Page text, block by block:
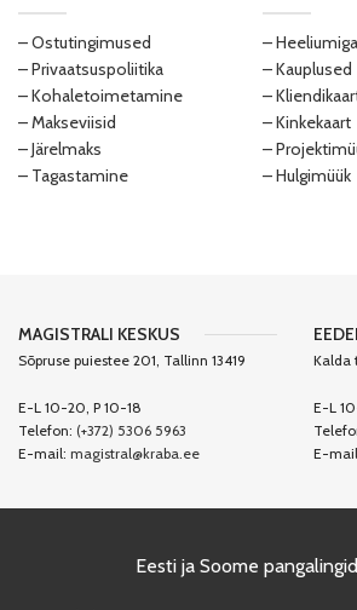
– Ostutingimused
– Privaatsuspoliitika
– Kohaletoimetamine
– Makseviisid
– Järelmaks
– Tagastamine
–
– Kauplused
–
– Kinkekaart
–
– Hulgimüük
MAGISTRALI KESKUS
Sõpruse puiestee 201, Tallinn 13419
E-L 10-20, P 10-18
Telefon: (+372) 5306 5963
E-mail: magistral@kraba.ee
Kalda
E-L
E-
Eesti ja Soome pangalingid